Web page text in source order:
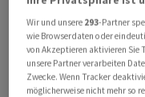
also unsere eigenen
Partnern in unsere
sagte Lies. «Wir
aus Deutschland zu
zusätzliche
Wir und unsere 293-Partner
wie Browserdaten oder
von Akzeptieren aktivieren Sie
unsere Partner verarbeiten
Zwecke. Wenn Tracker
möglicherweise nicht mehr so